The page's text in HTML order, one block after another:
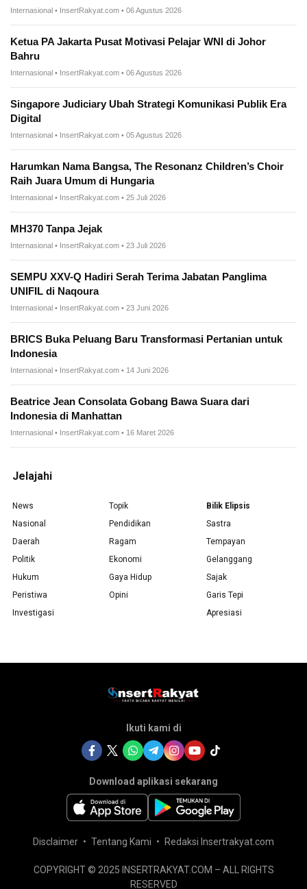
Internasional • InsertRakyat.com • 06 Agustus 2026
Ketua PA Jakarta Pusat Motivasi Pelajar WNI di Johor
Bahru
Internasional • InsertRakyat.com • 06 Agustus 2026
Singapore Judiciary Ubah Strategi Komunikasi Publik Era
Digital
Internasional • InsertRakyat.com • 05 Agustus 2026
Harumkan Nama Bangsa, The Resonanz Children’s Choir
Raih Juara Umum di Hungaria
Internasional • InsertRakyat.com • 25 Juli 2026
MH370 Tanpa Jejak
Internasional • InsertRakyat.com • 23 Juli 2026
SEMPU XXV-Q Hadiri Serah Terima Jabatan Panglima
UNIFIL di Naqoura
Internasional • InsertRakyat.com • 23 Juni 2026
BRICS Buka Peluang Baru Transformasi Pertanian untuk
Indonesia
Internasional • InsertRakyat.com • 14 Juni 2026
Beatrice Jean Consolata Gobang Bawa Suara dari
Indonesia di Manhattan
Internasional • InsertRakyat.com • 16 Maret 2026
Jelajahi
News
Nasional
Daerah
Politik
Hukum
Peristiwa
Investigasi
Topik
Pendidikan
Ragam
Ekonomi
Gaya Hidup
Opini
Bilik Elipsis
Sastra
Tempayan
Gelanggang
Sajak
Garis Tepi
Apresiasi
Ikuti kami di
Download aplikasi sekarang
Disclaimer Tentang Kami Redaksi Insertrakyat.com
COPYRIGHT © 2025 INSERTRAKYAT.COM – ALL RIGHTS
RESERVED